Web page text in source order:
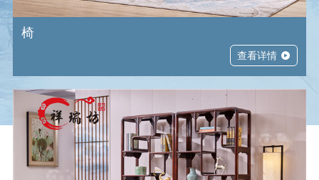
椅
查看详情